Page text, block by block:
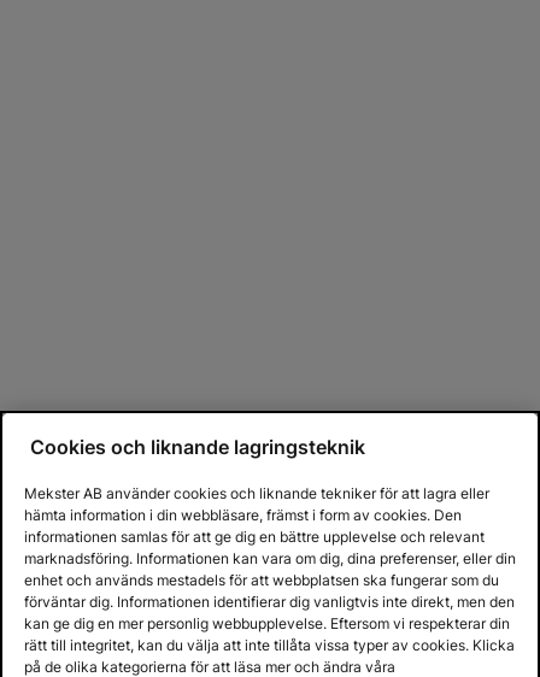
Cookies och liknande lagringsteknik
Mekster AB använder cookies och liknande tekniker för att lagra eller
hämta information i din webbläsare, främst i form av cookies. Den
informationen samlas för att ge dig en bättre upplevelse och relevant
marknadsföring. Informationen kan vara om dig, dina preferenser, eller din
enhet och används mestadels för att webbplatsen ska fungerar som du
förväntar dig. Informationen identifierar dig vanligtvis inte direkt, men den
kan ge dig en mer personlig webbupplevelse. Eftersom vi respekterar din
rätt till integritet, kan du välja att inte tillåta vissa typer av cookies. Klicka
på de olika kategorierna för att läsa mer och ändra våra